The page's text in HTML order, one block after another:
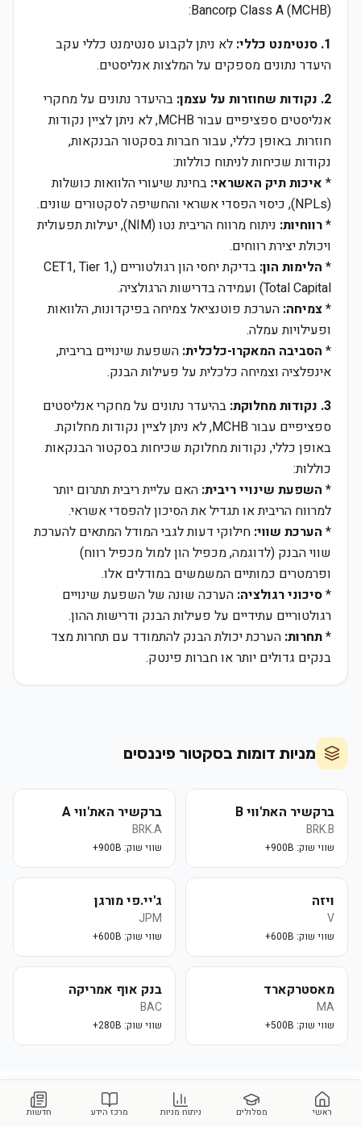
Bancorp Class A (MCHB):
1. סנטימנט כללי:
לא ניתן לקבוע סנטימנט כללי עקב
היעדר נתונים מספקים על המלצות אנליסטים.
2. נקודות שחוזרות על עצמן:
בהיעדר נתונים על מחקרי
אנליסטים ספציפיים עבור MCHB, לא ניתן לציין נקודות
חוזרות. באופן כללי, עבור חברות בסקטור הבנקאות,
נקודות שכיחות לניתוח כוללות:
* איכות תיק האשראי: בחינת שיעורי הלוואות כושלות
(NPLs), כיסוי הפסדי אשראי והחשיפה לסקטורים שונים.
*רווחיות:
ניתוח מרווח הריבית נטו (NIM), יעילות תפעולית
ויכולת יצירת רווחים.
* הלימות הון:
בדיקת יחסי הון רגולטוריים (CET1, Tier 1,
Total Capital) ועמידה בדרישות הרגולציה.
*צמיחה: הערכת פוטנציאל צמיחה בפיקדונות, הלוואות
ופעילויות עמלה.
* הסביבה המאקרו-כלכלית: השפעת שינויים בריבית,
אינפלציה וצמיחה כלכלית על פעילות הבנק.
3. נקודות מחלוקת:
בהיעדר נתונים על מחקרי אנליסטים
ספציפיים עבור MCHB, לא ניתן לציין נקודות מחלוקת.
באופן כללי, נקודות מחלוקת שכיחות בסקטור הבנקאות
כוללות:
* השפעת שינויי ריבית: האם עליית ריבית תתרום יותר
למרווח הריבית או תגדיל את הסיכון להפסדי אשראי.
* הערכת שווי: חילוקי דעות לגבי המודל המתאים להערכת
שווי הבנק (לדוגמה, מכפיל הון למול מכפיל רווח)
ופרמטרים כמותיים המשמשים במודלים אלו.
*סיכוני רגולציה: הערכה שונה של השפעת שינויים
רגולטוריים עתידיים על פעילות הבנק ודרישות ההון.
*תחרות: הערכת יכולת הבנק להתמודד עם תחרות מצד
בנקים גדולים יותר או חברות פינטק.
מניות דומות בסקטור פיננסים
ברקשיר האת'ווי B
BRK.B
שווי שוק: 900B+
ברקשיר האת'ווי A
BRK.A
שווי שוק: 900B+
ויזה
V
שווי שוק: 600B+
ג'יי.פי מורגן
JPM
שווי שוק: 600B+
מאסטרקארד
MA
שווי שוק: 500B+
בנק אוף אמריקה
BAC
שווי שוק: 280B+
שאלות נפוצות עלMechanics Bank ראשי מסלולים ניתוח מניות מרכז הידע חדשות